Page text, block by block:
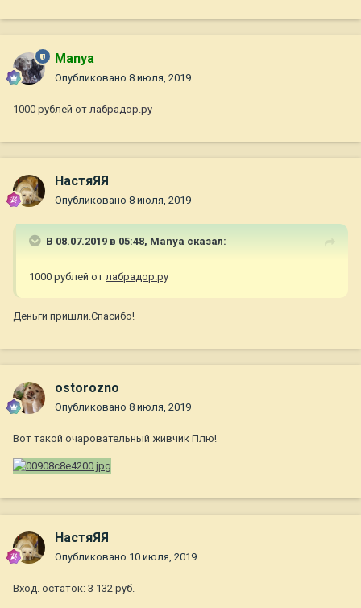
Manya
Опубликовано 8 июля, 2019
1000 рублей от лабрадор.ру
НастяЯЯ
Опубликовано 8 июля, 2019
В 08.07.2019 в 05:48, Manya сказал:
1000 рублей от лабрадор.ру
Деньги пришли.Спасибо!
ostorozno
Опубликовано 8 июля, 2019
Вот такой очаровательный живчик Плю!
НастяЯЯ
Опубликовано 10 июля, 2019
Вход. остаток: 3 132 руб.